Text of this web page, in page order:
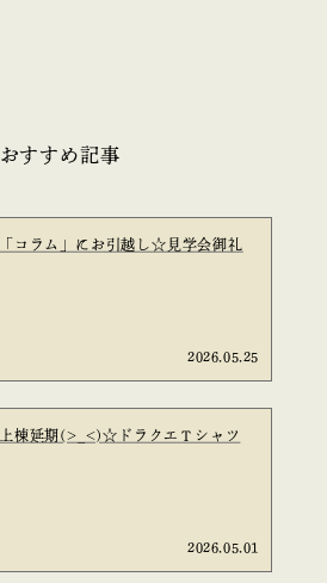
おすすめ記事
「コラム」にお引越し☆見学会御礼
2026.05.25
上棟延期(>_<)☆ドラクエＴシャツ
2026.05.01